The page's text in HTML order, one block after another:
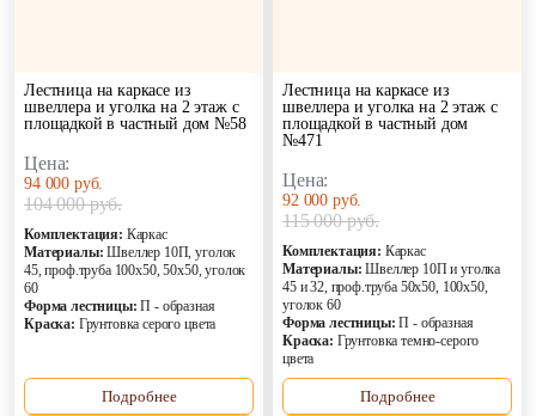
Лестница на каркасе из
швеллера и уголка на 2 этаж с
площадкой в частный дом №58
Цена:
94 000 руб.
104 000 руб.
Комплектация: Каркас
Материалы: Швеллер 10П, уголок
45, проф.труба 100х50, 50х50, уголок
60
Форма лестницы: П - образная
Краска: Грунтовка серого цвета
Подробнее
Лестница на каркасе из
швеллера и уголка на 2 этаж с
площадкой в частный дом
№471
Цена:
92 000 руб.
115 000 руб.
Комплектация: Каркас
Материалы: Швеллер 10П и уголка
45 и 32, проф.труба 50х50, 100х50,
уголок 60
Форма лестницы: П - образная
Краска: Грунтовка темно-серого
цвета
Подробнее